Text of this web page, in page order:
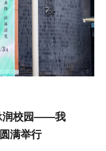
润校园——我
满举行